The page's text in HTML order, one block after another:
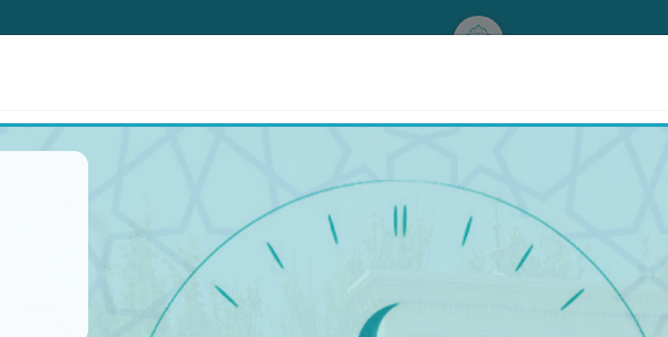
الْأَمْرُ يَسُرُّهُ قَالَ: ﴿الْحَمْدُ لِلَّهِ الَّذِي بِنِعْمَتِهِ تَتِمُّ الصَّالِحَاتُ﴾ وَإِذَا